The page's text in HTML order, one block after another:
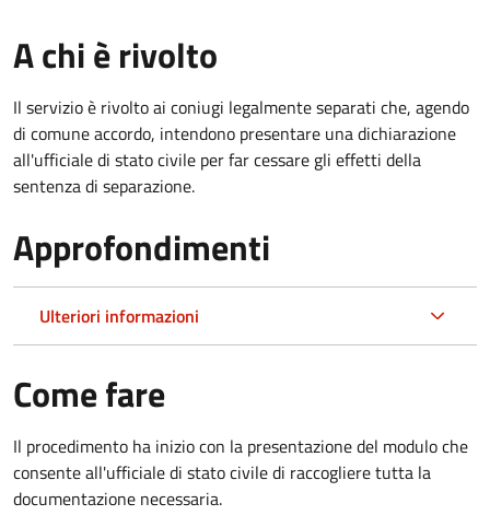
A chi è rivolto
Il servizio è rivolto ai coniugi legalmente separati che, agendo
di comune accordo, intendono presentare una dichiarazione
all'ufficiale di stato civile per far cessare gli effetti della
sentenza di separazione.
Approfondimenti
Ulteriori informazioni
Come fare
Il procedimento ha inizio con la presentazione del modulo che
consente all'ufficiale di stato civile di raccogliere tutta la
documentazione necessaria.